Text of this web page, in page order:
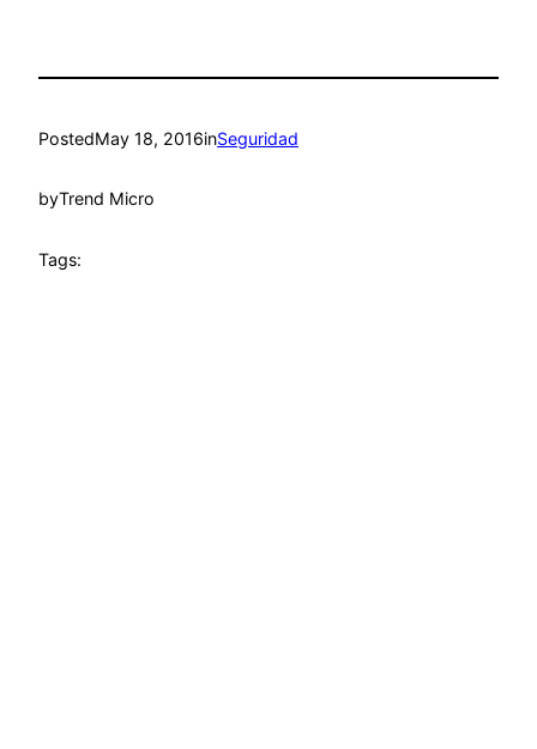
PostedMay 18, 2016inSeguridad
byTrend Micro
Tags: